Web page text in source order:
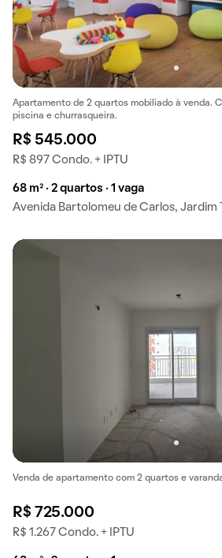
Apartamento de 2 quartos mobiliado à venda.
piscina e churrasqueira.
R$ 545.000
R$ 897 Condo. + IPTU
68 m² · 2 quartos · 1 vaga
Avenida Bartolomeu de Carlos, Jardim
Venda de apartamento com 2 quartos e
R$ 725.000
R$ 1.267 Condo. + IPTU